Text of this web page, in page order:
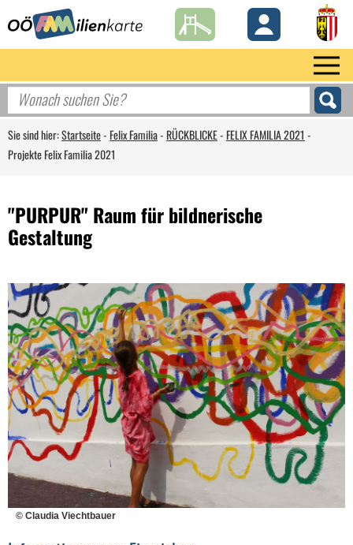
Sie sind hier:Startseite-Felix Familia-RÜCKBLICKE-FELIX FAMILIA 2021 -
Projekte Felix Familia 2021
"PURPUR" Raum für bildnerische
Gestaltung
© Claudia Viechtbauer